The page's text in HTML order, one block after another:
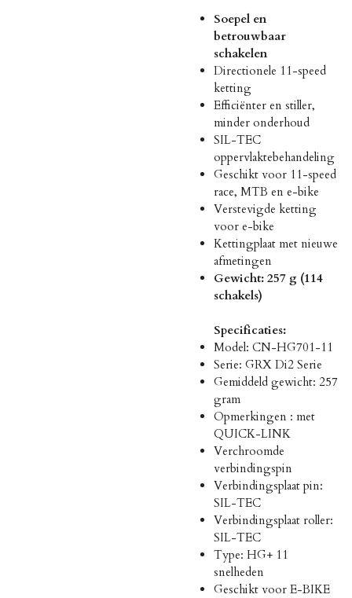
Soepel en
betrouwbaar
schakelen
Directionele 11-speed
ketting
Efficiënter en stiller,
minder onderhoud
SIL-TEC
oppervlaktebehandeling
Geschikt voor 11-speed
race, MTB en e-bike
Verstevigde ketting
voor e-bike
Kettingplaat met nieuwe
afmetingen
Gewicht: 257 g (114
schakels)
Specificaties:
Model: CN-HG701-11
Serie: GRX Di2 Serie
Gemiddeld gewicht: 257
gram
Opmerkingen : met
QUICK-LINK
Verchroomde
verbindingspin
Verbindingsplaat pin:
SIL-TEC
Verbindingsplaat roller:
SIL-TEC
Type: HG+ 11
snelheden
Geschikt voor E-BIKE